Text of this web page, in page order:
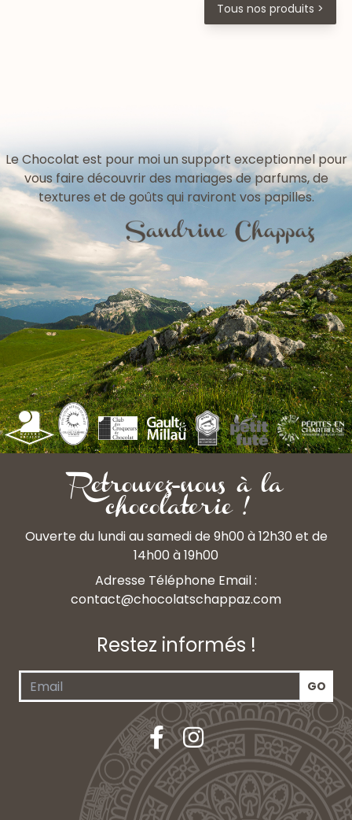
Tous nos produits >
Le Chocolat est pour moi un support exceptionnel pour
vous faire découvrir des mariages de parfums, de
textures et de goûts qui raviront vos papilles.
Retrouvez-nous à la
chocolaterie !
Ouverte du lundi au samedi de 9h00 à 12h30 et de
14h00 à 19h00
Adresse Téléphone Email :
contact@chocolatschappaz.com
Restez informés !